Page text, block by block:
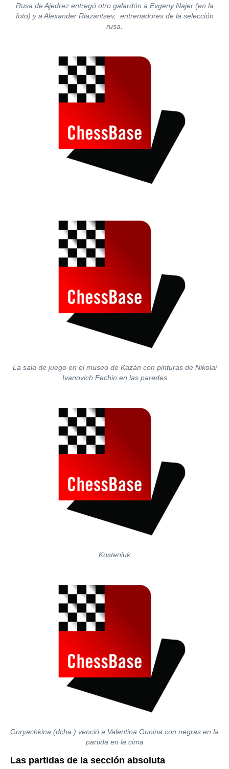
Rusa de Ajedrez entregó otro galardón a Evgeny Najer (en la
foto) y a Alexander Riazantsev, entrenadores de la selección
rusa.
La sala de juego en el museo de Kazán con pinturas de Nikolai
Ivanovich Fechin en las paredes
Kosteniuk
Goryachkina (dcha.) venció a Valentina Gunina con negras en la
partida en la cima
Las partidas de la sección absoluta